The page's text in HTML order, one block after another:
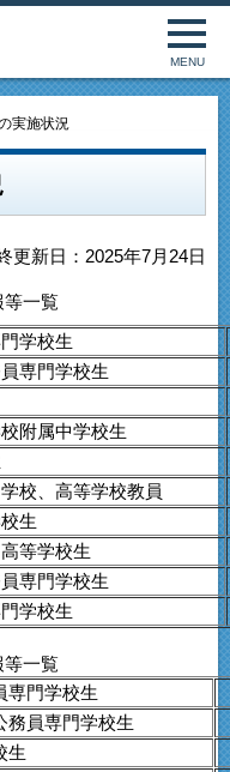
MENU
実施状況
更新日：2025年7月24日
等一覧
学校生
専門学校生
附属中学校生
校、高等学校教員
生
等学校生
専門学校生
学校生
等一覧
専門学校生
務員専門学校生
生